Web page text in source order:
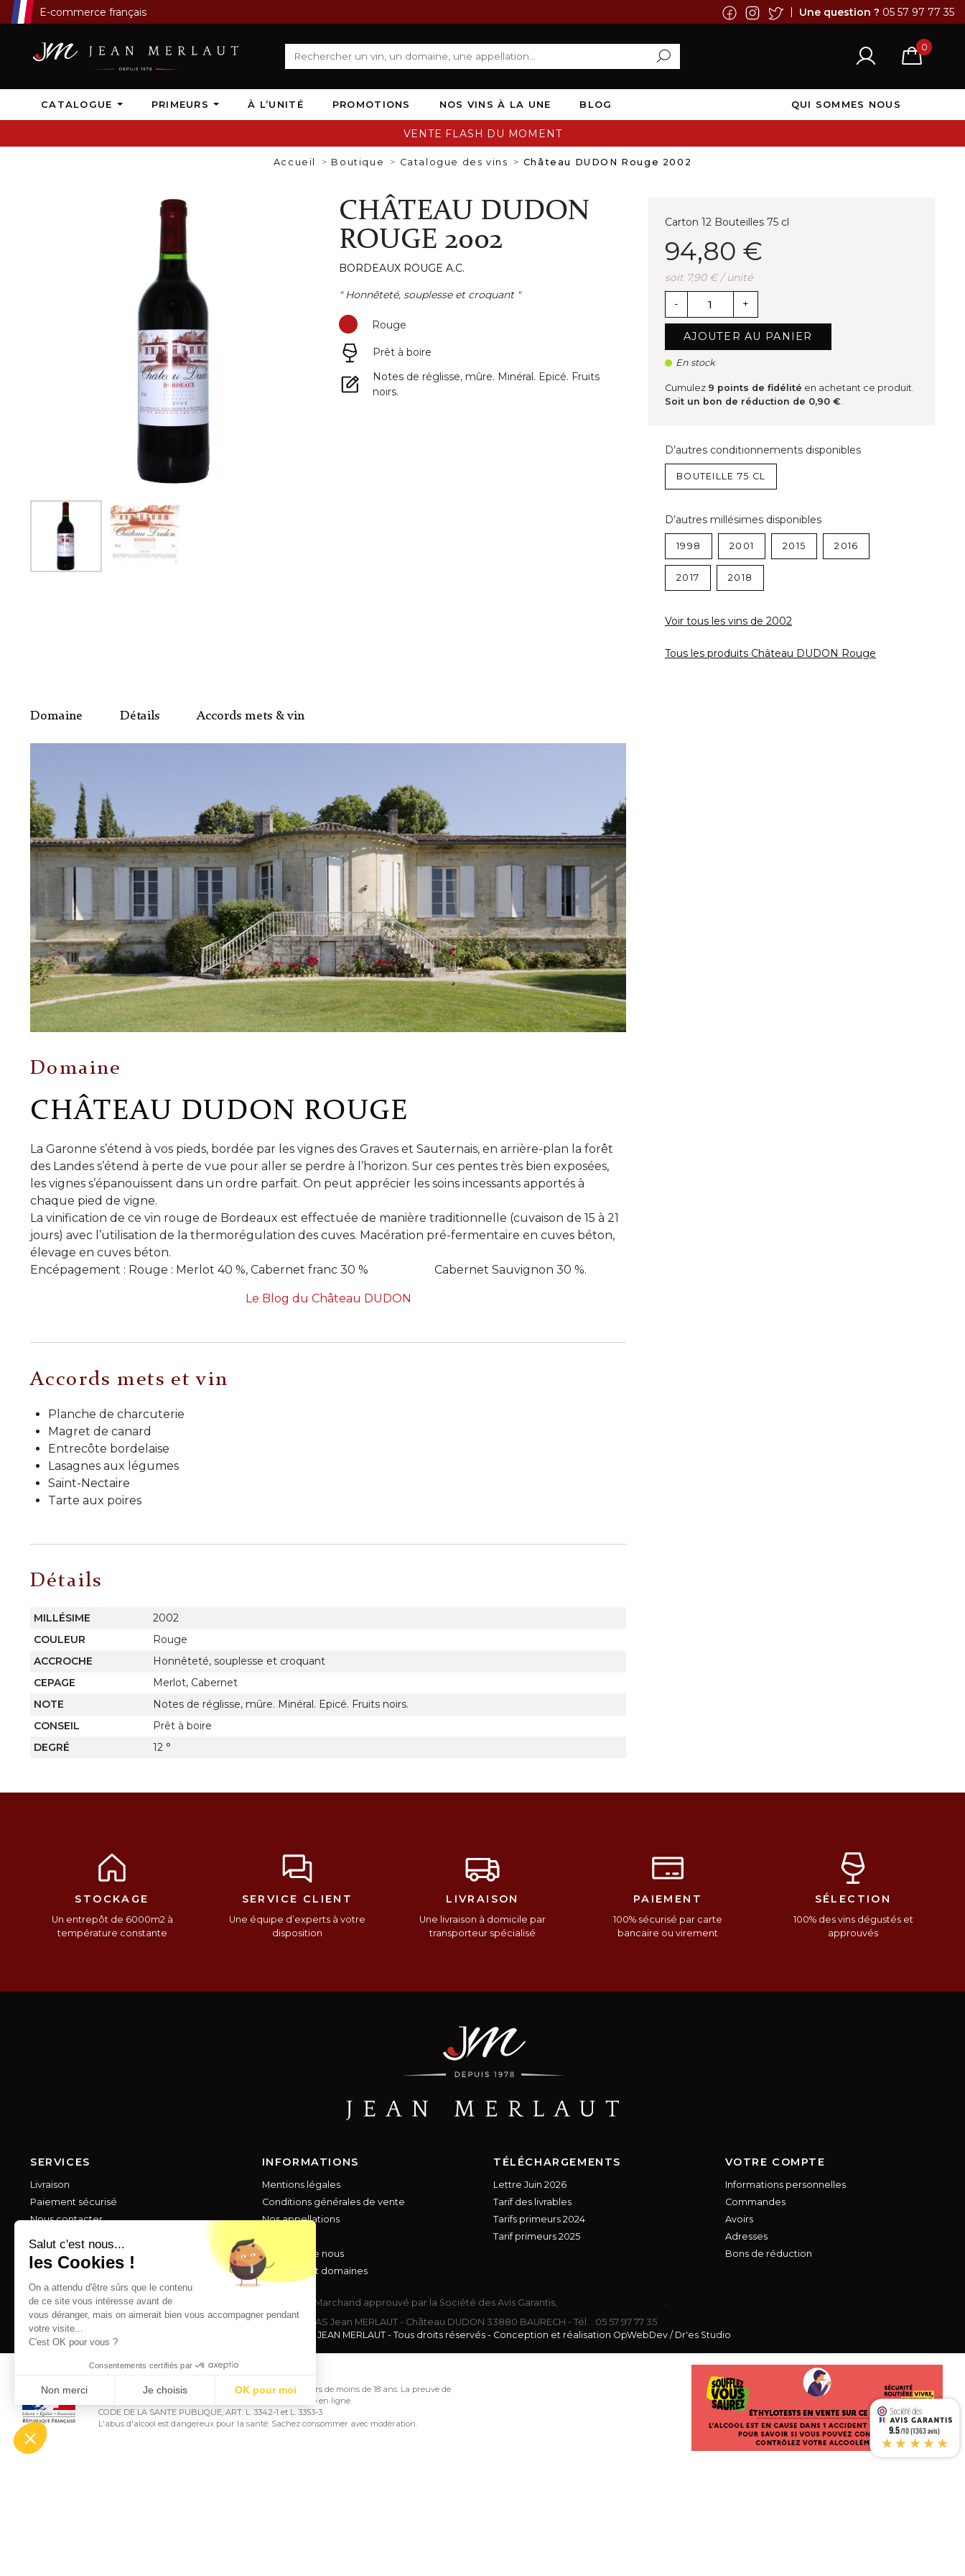
E-commerce français | Une question ? 05 57 97 77 35
0
CATALOGUE PRIMEURS À L’UNITÉ PROMOTIONS NOS VINS À LA UNE BLOG QUI SOMMES NOUS
VENTE FLASH DU MOMENT
Accueil Boutique Catalogue des vins Château DUDON Rouge 2002
CHÂTEAU DUDON
ROUGE 2002
BORDEAUX ROUGE A.C.
" Honnêteté, souplesse et croquant "
Rouge
Prêt à boire
Notes de réglisse, mûre. Minéral. Epicé. Fruits
noirs.
Carton 12 Bouteilles 75 cl
94,80 €
soit 7,90 € / unité
- +
AJOUTER AU PANIER
En stock
Cumulez 9 points de fidélité en achetant ce produit.
Soit un bon de réduction de 0,90 €.
D’autres conditionnements disponibles
BOUTEILLE 75 CL
D’autres millésimes disponibles
1998 2001 2015 2016
2017 2018
Voir tous les vins de 2002
Tous les produits Château DUDON Rouge
Domaine Détails Accords mets & vin
Domaine
CHÂTEAU DUDON ROUGE
La Garonne s’étend à vos pieds, bordée par les vignes des Graves et Sauternais, en arrière-plan la forêt
des Landes s’étend à perte de vue pour aller se perdre à l’horizon. Sur ces pentes très bien exposées,
les vignes s’épanouissent dans un ordre parfait. On peut apprécier les soins incessants apportés à
chaque pied de vigne.
La vinification de ce vin rouge de Bordeaux est effectuée de manière traditionnelle (cuvaison de 15 à 21
jours) avec l’utilisation de la thermorégulation des cuves. Macération pré-fermentaire en cuves béton,
élevage en cuves béton.
Encépagement : Rouge : Merlot 40 %, Cabernet franc 30 % Cabernet Sauvignon 30 %.
Le Blog du Château DUDON
Accords mets et vin
Planche de charcuterie
Magret de canard
Entrecôte bordelaise
Lasagnes aux légumes
Saint-Nectaire
Tarte aux poires
Détails
MILLÉSIME
2002
COULEUR
Rouge
ACCROCHE
Honnêteté, souplesse et croquant
CEPAGE
Merlot, Cabernet
NOTE
Notes de réglisse, mûre. Minéral. Epicé. Fruits noirs.
CONSEIL
Prêt à boire
DEGRÉ
12 °
STOCKAGE
Un entrepôt de 6000m2 à
température constante
SERVICE CLIENT
Une équipe d’experts à votre
disposition
LIVRAISON
Une livraison à domicile par
transporteur spécialisé
PAIEMENT
100% sécurisé par carte
bancaire ou virement
SÉLECTION
100% des vins dégustés et
approuvés
SERVICES
Livraison
Paiement sécurisé
Nous contacter
INFORMATIONS
Mentions légales
Conditions générales de vente
Nos appellations
A propos de nous
Châteaux et domaines
TÉLÉCHARGEMENTS
Lettre Juin 2026
Tarif des livrables
Tarifs primeurs 2024
Tarif primeurs 2025
VOTRE COMPTE
Informations personnelles
Commandes
Avoirs
Adresses
Bons de réduction
Marchand approuvé par la Société des Avis Garantis,
.
SAS Jean MERLAUT - Château DUDON 33880 BAURECH - Tél. : 05 57 97 77 35
Copyright © 2026 JEAN MERLAUT - Tous droits réservés - Conception et réalisation OpWebDev/ Dr'es Studio
Interdiction de vente de boissons alcooliques aux mineurs de moins de 18 ans. La preuve de
majorité de l'acheteur est exigée au moment de la vente en ligne.
CODE DE LA SANTE PUBLIQUE, ART. L. 3342-1 et L. 3353-3
L'abus d'alcool est dangereux pour la santé. Sachez consommer avec modération.
Salut c'est nous...
les Cookies !
On a attendu d'être sûrs que le contenu
de ce site vous intéresse avant de
vous déranger, mais on aimerait bien vous accompagner pendant
votre visite...
C'est OK pour vous ?
Consentements certifiés par
Non merci Je choisis OK pour moi
Axeptio consent
Plateforme de Gestion du Consentement : Personnalisez vos Options
Notre plateforme vous permet d'adapter et de gérer vos paramètres de confidentialité, en garantissant la conformité avec les réglementations. Personnalisez vos préférences pour
9.5/10 (1363 avis)
★★★★★